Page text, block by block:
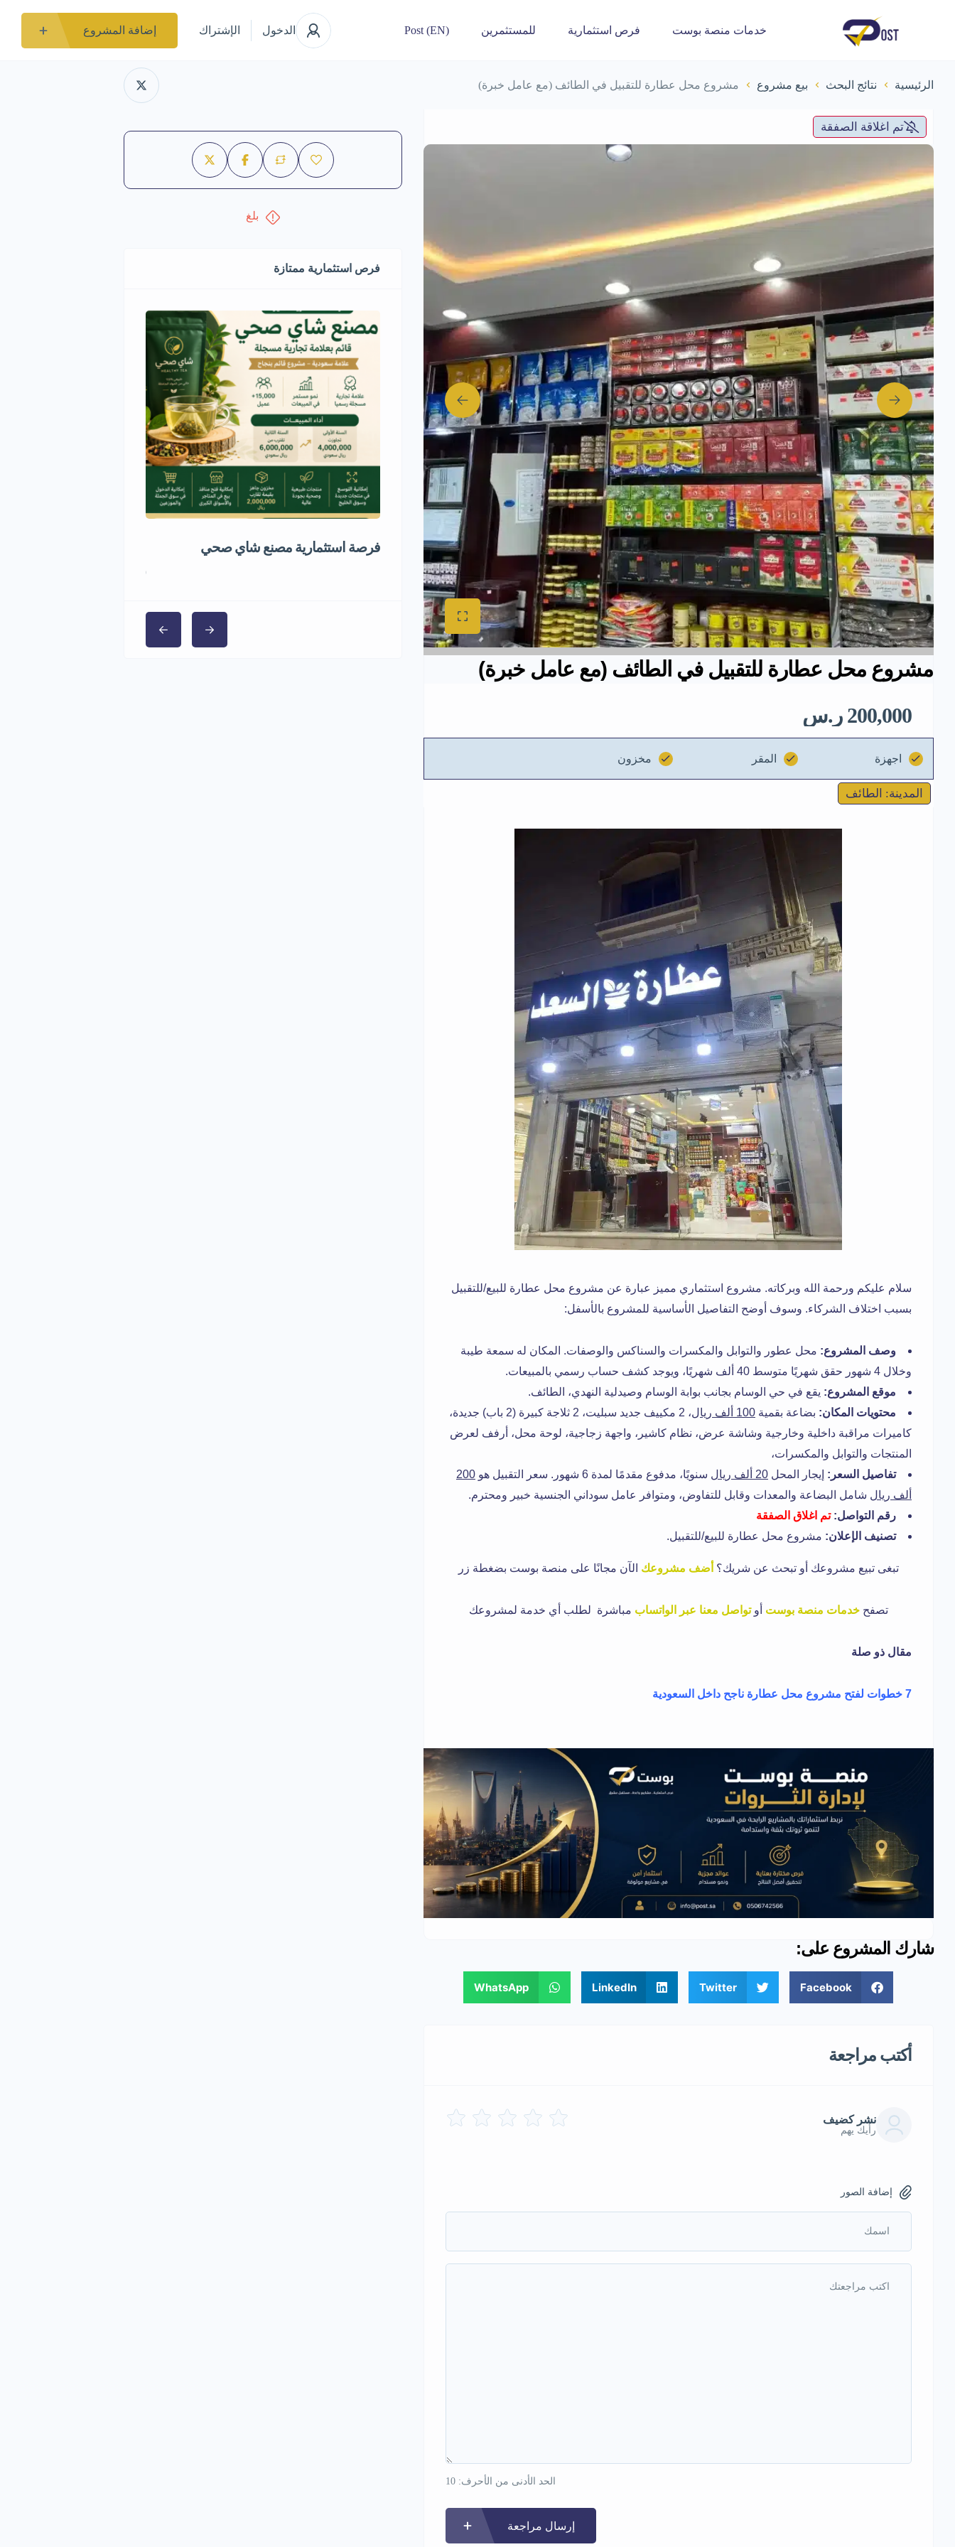
خدمات منصة بوست فرص استثمارية للمستثمرين Post (EN) الدخول الإشتراك إضافة المشروع
الرئيسية نتائج البحث بيع مشروع مشروع محل عطارة للتقبيل في الطائف (مع عامل خبرة)
تم اغلاقة الصفقة
مشروع محل عطارة للتقبيل في الطائف (مع عامل خبرة)
200,000 ر.س
اجهزة المقر مخزون
المدينة: الطائف
سلام عليكم ورحمة الله وبركاته. مشروع استثماري مميز عبارة عن مشروع محل عطارة للبيع/للتقبيل
بسبب اختلاف الشركاء. وسوف أوضح التفاصيل الأساسية للمشروع بالأسفل:
وصف المشروع: محل عطور والتوابل والمكسرات والسناكس والوصفات. المكان له سمعة طيبة
وخلال 4 شهور حقق شهريًا متوسط 40 ألف شهريًا، ويوجد كشف حساب رسمي بالمبيعات.
موقع المشروع: يقع في حي الوسام بجانب بوابة الوسام وصيدلية النهدي، الطائف.
محتويات المكان: بضاعة بقمية 100 ألف ريا
ل، 2 مكييف جديد سبليت، 2 ثلاجة كبيرة (2 باب) جديدة،
كاميرات مراقبة داخلية وخارجية وشاشة عرض، نظام كاشير، واجهة زجاجية، لوحة محل، أرفف لعرض
المنتجات والتوابل والمكسرات،
تفاصيل السعر: إيجار المحل 20 ألف ريال سنويًا، مدفوع مقدمًا لمدة 6 شهور. سعر التقبيل هو
200
ألف ريال شامل البضاعة والمعدات وقابل للتفاوض، ومتوافر عامل سوداني الجنسية خبير ومحترم.
رقم التواصل:تم اغلاق الصفقة
تصنيف الإعلان: مشروع محل عطارة للبيع/للتقبيل.
تبغى تبيع مشروعك أو تبحث عن شريك؟ أضف مشروعك الآن مجانًا على منصة بوست بضغطة زر
تصفحخدمات منصة بوست أو تواصل معنا عبر الواتساب مباشرة لطلب أي خدمة لمشروعك
مقال ذو صلة
7 خطوات لفتح مشروع محل عطارة ناجح داخل السعودية
شارك المشروع على:
Facebook
Twitter
LinkedIn
WhatsApp
أكتب مراجعة
نشر كضيف
رأيك يهم
إضافة الصور
الحد الأدنى من الأحرف: 10
إرسال مراجعة
بلغ
فرص استثمارية ممتازة
فرصة استثمارية مصنع شاي صحي
5,000,000 ر.س